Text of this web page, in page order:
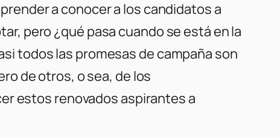
a conocer a los candidatos a
pero ¿qué pasa cuando se está en la
todos las promesas de campaña son
de otros, o sea, de los
estos renovados aspirantes a